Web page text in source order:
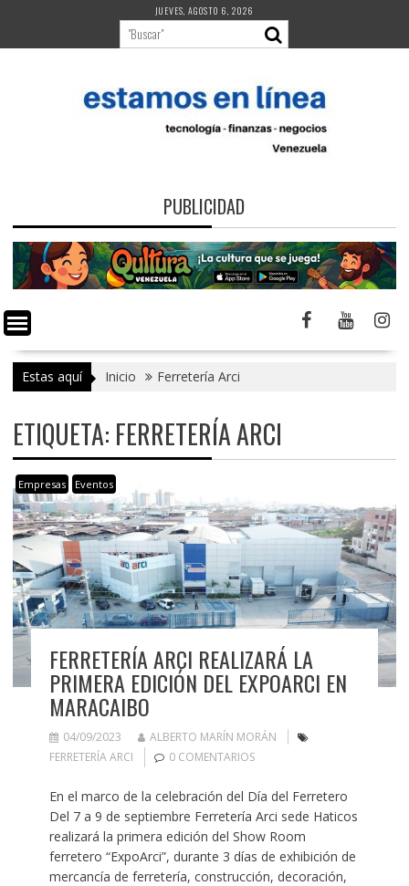
contenido
JUEVES, AGOSTO 6, 2026
PUBLICIDAD
Estas aquí Inicio Ferretería Arci
ETIQUETA: FERRETERÍA ARCI
Empresas Eventos
FERRETERÍA ARCI REALIZARÁ LA
PRIMERA EDICIÓN DEL EXPOARCI EN
MARACAIBO
04/09/2023
ALBERTO MARÍN MORÁN
FERRETERÍA ARCI
0 COMENTARIOS
En el marco de la celebración del Día del Ferretero
Del 7 a 9 de septiembre Ferretería Arci sede Haticos
realizará la primera edición del Show Room
ferretero “ExpoArci”, durante 3 días de exhibición de
mercancía de ferretería, construcción, decoración,